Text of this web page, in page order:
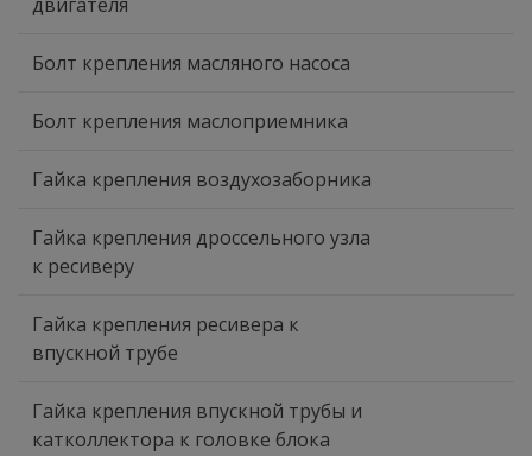
Болт крепления масляного насоса
Болт крепления маслоприемника
Гайка крепления воздухозаборника
Гайка крепления дроссельного узла
к ресиверу
Гайка крепления ресивера к
впускной трубе
Гайка крепления впускной трубы и
катколлектора к головке блока